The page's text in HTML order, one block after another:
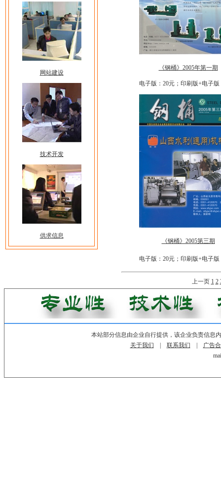
网站建设
技术开发
供求信息
《钢桶》2005年第一期
电子版：20元；印刷版+电子版
《钢桶》2005第三期
电子版：20元；印刷版+电子版
上一页 1 2
本站部分信息由企业自行提供，该企业负责信息
关于我们
联系我们
广告